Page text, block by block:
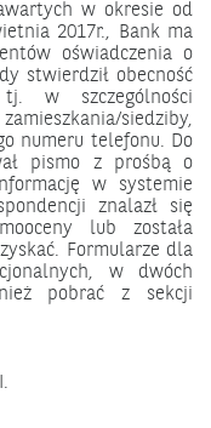
w okresie od
2017r., Bank ma
oświadczenia o
stwierdził obecność
tj. w szczególności
siedziby,
numeru telefonu. Do
pismo z prośbą o
w systemie
znalazł się
lub została
Formularze dla
w dwóch
pobrać z sekcji